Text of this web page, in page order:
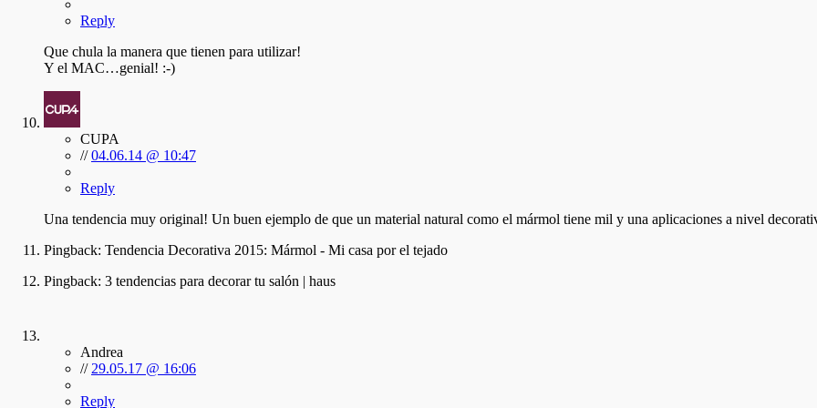
Reply
Que chula la manera que tienen para utilizar!
Y el MAC…genial! :-)
CUPA
//04.06.14 @ 10:47
Reply
Una tendencia muy original! Un buen ejemplo de que un material natural como el mármol tiene mil y una aplicaciones a nivel
Pingback: Tendencia Decorativa 2015: Mármol - Mi casa por el tejado
Pingback: 3 tendencias para decorar tu salón | haus
Andrea
// 29.05.17 @ 16:06
Reply